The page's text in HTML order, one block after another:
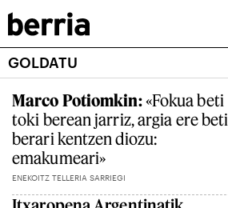
GOLDATU
Marco Potiomkin:«Fokua beti
toki berean jarriz, argia ere beti
berari kentzen diozu:
emakumeari»
ENEKOITZ TELLERIA SARRIEGI